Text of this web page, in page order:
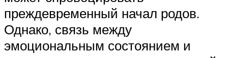
преждевременный начал родов.
Однако, связь между
эмоциональным состоянием и